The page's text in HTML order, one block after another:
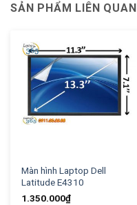
SẢN PHẨM LIÊN QUAN
Màn hình Laptop Dell
Latitude E4310
1.350.000₫